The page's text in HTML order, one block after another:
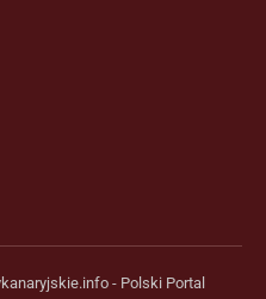
- Polski Portal